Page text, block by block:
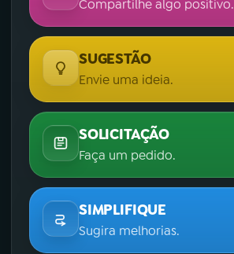
Compartilhe algo positivo.
SUGESTÃO
Envie uma ideia.
SOLICITAÇÃO
Faça um pedido.
SIMPLIFIQUE
Sugira melhorias.